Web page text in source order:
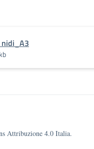
nidi_A3
Attribuzione 4.0 Italia.